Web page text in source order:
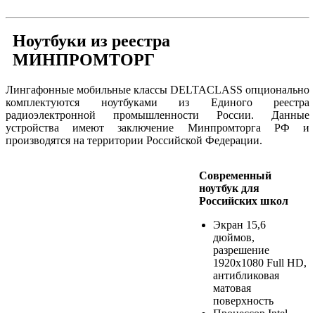
Ноутбуки из реестра
МИНПРОМТОРГ
Лингафонные мобильные классы DELTACLASS опционально
комплектуются ноутбуками из Единого реестра
радиоэлектронной промышленности России. Данные
устройства имеют заключение Минпромторга РФ и
производятся на территории Российской Федерации.
Современный
ноутбук для
Российских школ
Экран 15,6
дюймов,
разрешение
1920х1080 Full HD,
антибликовая
матовая
поверхность